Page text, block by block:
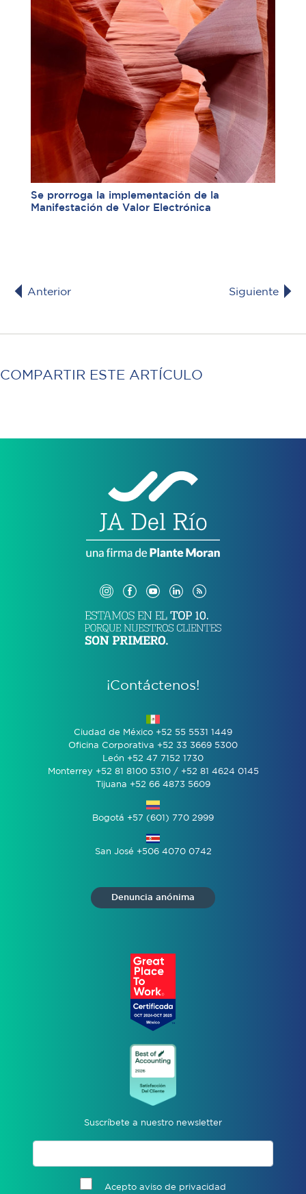
Se prorroga la implementación de la
Manifestación de Valor Electrónica
Anterior Siguiente
COMPARTIR ESTE ARTÍCULO
¡Contáctenos!
Ciudad de México +52 55 5531 1449
Oficina Corporativa +52 33 3669 5300
León +52 47 7152 1730
Monterrey +52 81 8100 5310 / +52 81 4624 0145
Tijuana +52 66 4873 5609
Bogotá +57 (601) 770 2999
San José +506 4070 0742
Denuncia anónima
Suscríbete a nuestro newsletter
Acepto aviso de privacidad